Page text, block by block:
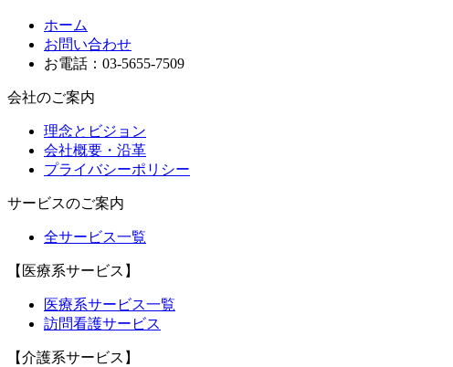
ホーム
お問い合わせ
お電話：03-5655-7509
会社のご案内
理念とビジョン
会社概要・沿革
プライバシーポリシー
サービスのご案内
全サービス一覧
【医療系サービス】
医療系サービス一覧
訪問看護サービス
【介護系サービス】